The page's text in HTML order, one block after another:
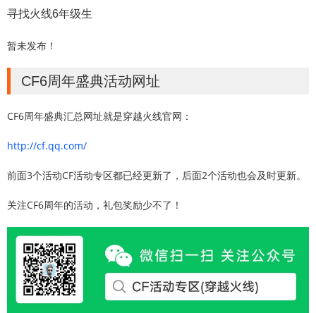
寻找火线6年级生
暂未发布！
CF6周年盛典活动网址
CF6周年盛典汇总网址就是穿越火线官网：
http://cf.qq.com/
前面3个活动CF活动专区都已经更新了，后面2个活动也会及时更新。
关注CF6周年的活动，礼包奖励少不了！